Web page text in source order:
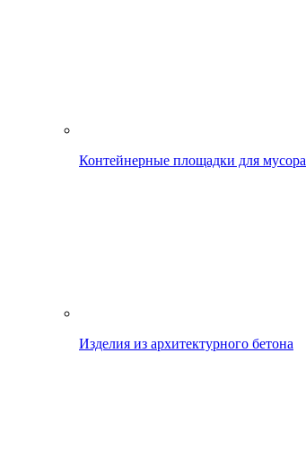
Контейнерные площадки для мусора
Изделия из архитектурного бетона